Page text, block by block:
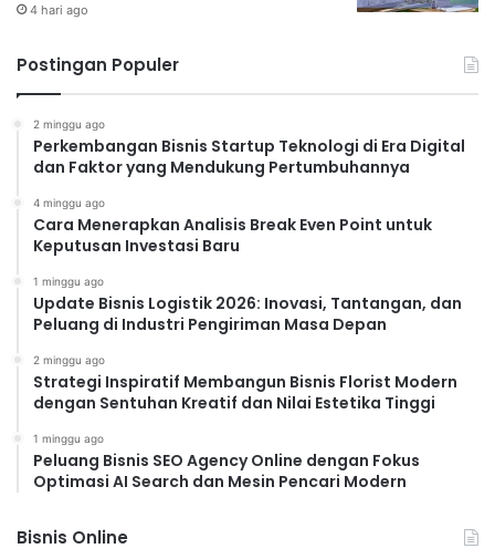
4 hari ago
Postingan Populer
2 minggu ago
Perkembangan Bisnis Startup Teknologi di Era Digital
dan Faktor yang Mendukung Pertumbuhannya
4 minggu ago
Cara Menerapkan Analisis Break Even Point untuk
Keputusan Investasi Baru
1 minggu ago
Update Bisnis Logistik 2026: Inovasi, Tantangan, dan
Peluang di Industri Pengiriman Masa Depan
2 minggu ago
Strategi Inspiratif Membangun Bisnis Florist Modern
dengan Sentuhan Kreatif dan Nilai Estetika Tinggi
1 minggu ago
Peluang Bisnis SEO Agency Online dengan Fokus
Optimasi AI Search dan Mesin Pencari Modern
Bisnis Online